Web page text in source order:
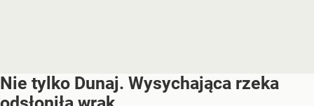
Nie tylko Dunaj. Wysychająca rzeka